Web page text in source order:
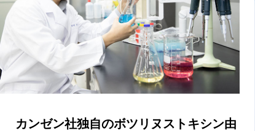
カンゼン社独自のボツリヌストキシン由